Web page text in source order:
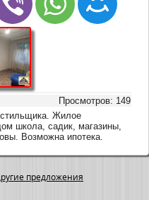
Просмотров: 149
Жилое
школа, садик, магазины,
Возможна ипотека.
предложения